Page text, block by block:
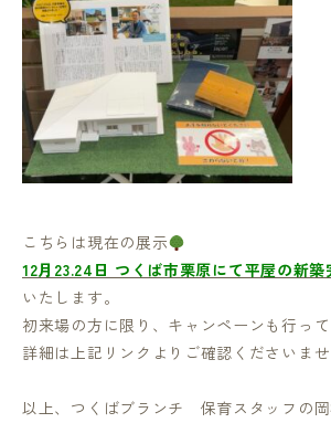
こちらは現在の展示
12月23.24日 つくば市栗原にて平屋の新築
いたします。
初来場の方に限り、キャンペーンも行って
詳細は上記リンクよりご確認くださいませ
以上、つくばブランチ 保育スタッフの岡